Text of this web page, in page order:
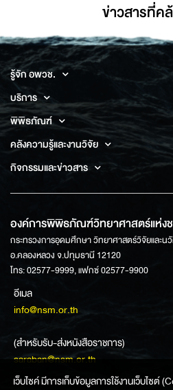
ข่าวสารที่่ค
รู้จัก อพวช.
บริการ
พิพิธภัณฑ์
คลังความรู้และงานวิจัย
กิจกรรมและข่าวสาร
องค์การพิพิธภัณฑ์วิทยาศาสตร์แห่ง
กระทรวงการอุดมศึกษา วิทยาศาสตร์วิจัยและ
อ.คลองหลวง จ.ปทุมธานี 12120
โทร: 02577-9999, แฟกซ์ 02577-9900
อีเมล
info@nsm.or.th
(สำหรับรับ-ส่งหนังสือราชการ)
saraban@nsm.or.th
เว็บไซค์ มีการเก็บข้อมูลการใช้งานเว็บไซ